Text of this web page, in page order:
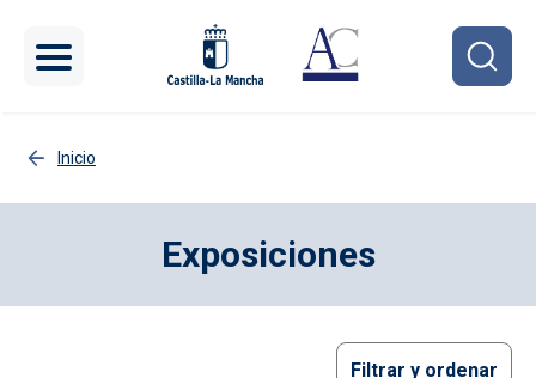
Inicio
Exposiciones
Filtrar y ordenar